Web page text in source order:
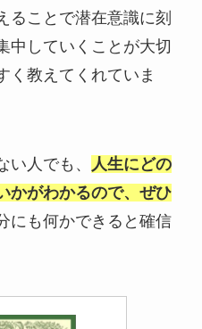
ることで潜在意識に刻
中していくことが大切
く教えてくれていま
人でも、
人生にどの
かがわかるので、ぜひ
にも何かできると確信